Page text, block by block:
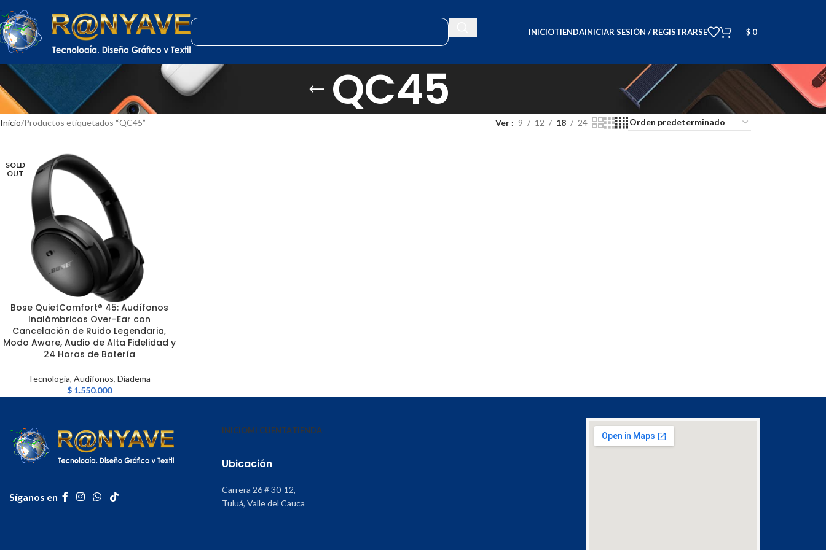
INICIOTIENDAINICIAR SESIÓN / REGISTRARSE $ 0
QC45
Inicio Productos etiquetados “QC45” Ver 9 12 18 24
SOLD
OUT
LEER MÁS
Bose QuietComfort® 45: Audífonos
Inalámbricos Over-Ear con
Cancelación de Ruido Legendaria,
Modo Aware, Audio de Alta Fidelidad y
24 Horas de Batería
Tecnología,Audifonos,Diadema
$1.550.000
Síganos en
INICIOMI CUENTATIENDA
Ubicación
Carrera 26 # 30-12,
Tuluá, Valle del Cauca